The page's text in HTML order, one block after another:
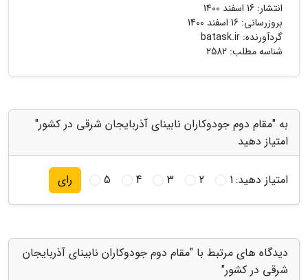
انتشار: 16 اسفند 1400
بروزرسانی: 16 اسفند 1400
گردآورنده: batask.ir
شناسه مطلب: 2582
به "مقام دوم جودوکاران نابینای آذربایجان شرقی در کشور"
امتیاز دهید
امتیاز دهید:1
2
3
4
5 رای
دیدگاه های مرتبط با "مقام دوم جودوکاران نابینای آذربایجان
شرقی در کشور"